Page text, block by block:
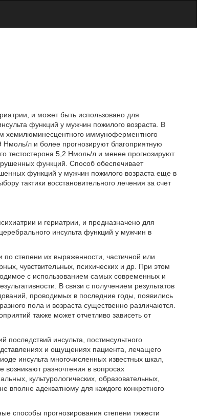
и может быть использовано для
функций у мужчин пожилого возраста. В
хемилюминесцентного иммуноферментного
л и более прогнозируют благоприятную
тестостерона 5,2 Нмоль/л и менее прогнозируют
функций. Способ обеспечивает
функций у мужчин пожилого возраста еще в
тактики восстановительного лечения за счет
и гериатрии, и предназначено для
инсульта функций у мужчин в
по степени их выраженности, частичной или
чувствительных, психических и др. При этом
с использованием самых современных и
В связи с получением результатов
проводимых в последние годы, появились
пола и возраста существенно различаются.
также может отчетливо зависеть от
инсульта, постинсультного
и ощущениях пациента, лечащего
инсульта многочисленных известных шкал,
возникают разночтения в вопросах
культурологических, образовательных,
вполне адекватному для каждого конкретного
способы прогнозирования степени тяжести